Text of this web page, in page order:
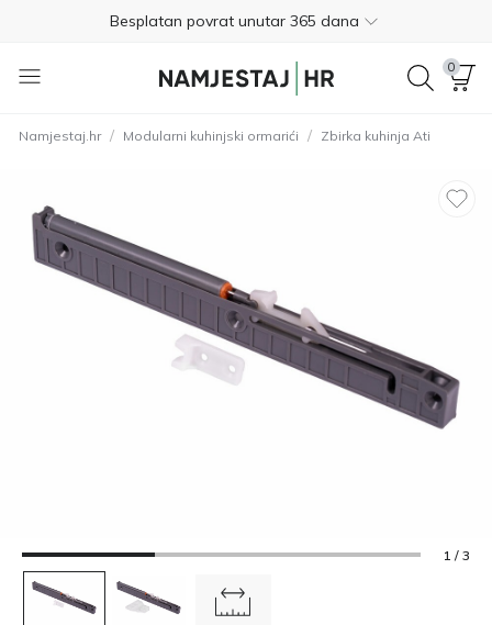
Besplatan povrat unutar 365 dana
Besplatna dostava
Besplatan povrat unutar 365 dana
01 8000 383
4.8
0
Namjestaj.hr / Modularni kuhinjski ormarići / Zbirka kuhinja Ati
1 / 3